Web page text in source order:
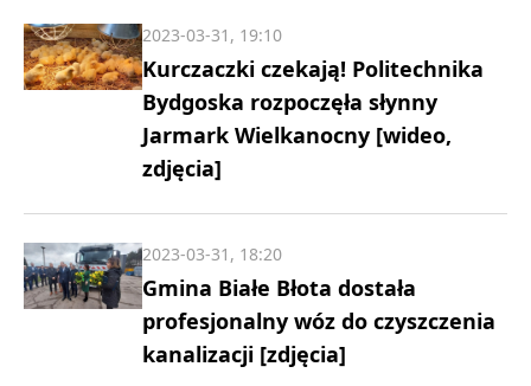
Kurczaczki czekają! Politechnika
Bydgoska rozpoczęła słynny
Jarmark Wielkanocny [wideo,
zdjęcia]
2023-03-31, 19:10
Gmina Białe Błota dostała
profesjonalny wóz do czyszczenia
kanalizacji [zdjęcia]
2023-03-31, 18:20